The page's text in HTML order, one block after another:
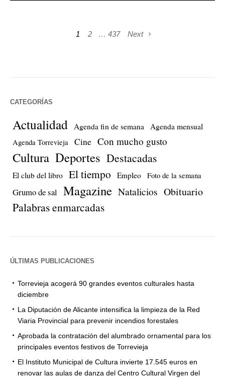
1 2 … 437 Next
CATEGORÍAS
Actualidad Agenda fin de semana Agenda mensual
Agenda Torrevieja Cine Con mucho gusto
Cultura Deportes Destacadas
El club del libro El tiempo Empleo Foto de la semana
Grumo de sal Magazine Natalicios Obituario
Palabras enmarcadas
ÚLTIMAS PUBLICACIONES
Torrevieja acogerá 90 grandes eventos culturales hasta
diciembre
La Diputación de Alicante intensifica la limpieza de la Red
Viaria Provincial para prevenir incendios forestales
Aprobada la contratación del alumbrado ornamental para los
principales eventos festivos de Torrevieja
El Instituto Municipal de Cultura invierte 17.545 euros en
renovar las aulas de danza del Centro Cultural Virgen del